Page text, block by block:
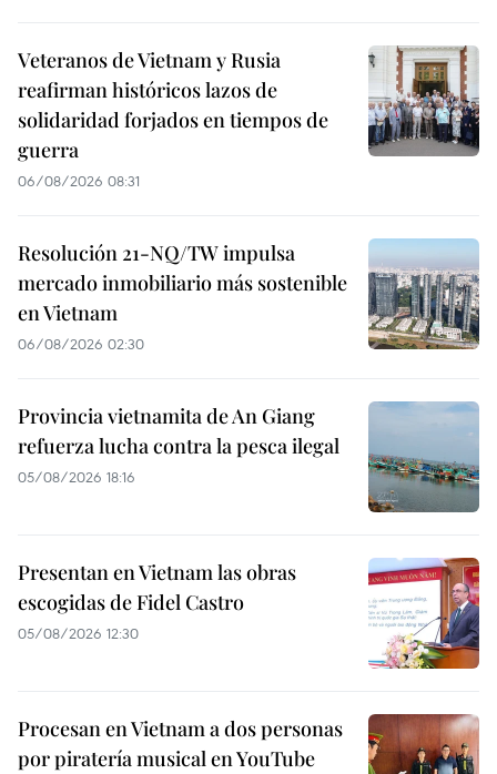
Veteranos de Vietnam y Rusia
reafirman históricos lazos de
solidaridad forjados en tiempos de
guerra
06/08/2026 08:31
Resolución 21-NQ/TW impulsa
mercado inmobiliario más sostenible
en Vietnam
06/08/2026 02:30
Provincia vietnamita de An Giang
refuerza lucha contra la pesca ilegal
05/08/2026 18:16
Presentan en Vietnam las obras
escogidas de Fidel Castro
05/08/2026 12:30
Procesan en Vietnam a dos personas
por piratería musical en YouTube